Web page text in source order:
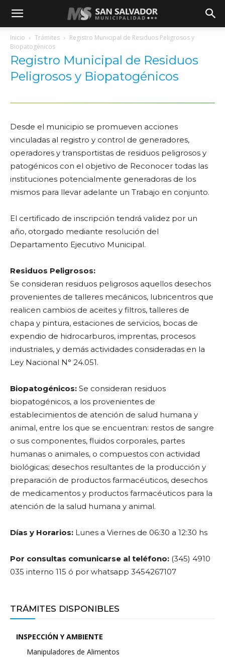
Inicio Trámites
Registro Municipal de Residuos Peligrosos y
Biopatogénicos
Registro Municipal de Residuos
Peligrosos y Biopatogénicos
Desde el municipio se promueven acciones
vinculadas al registro y control de generadores,
operadores y transportistas de residuos peligrosos y
patogénicos con el objetivo de Reconocer todas las
instituciones potencialmente generadoras de los
mismos para llevar adelante un Trabajo en conjunto.
El certificado de inscripción tendrá validez por un
año, otorgado mediante resolución del
Departamento Ejecutivo Municipal.
Residuos Peligrosos:
Se consideran residuos peligrosos aquellos desechos
provenientes de talleres mecánicos, lubricentros que
realicen cambios de aceites y filtros, talleres de
chapa y pintura, estaciones de servicios, bocas de
expendio de hidrocarburos, imprentas, procesos
industriales, y demás actividades consideradas en la
Ley Nacional N° 24.051.
Biopatogénicos: Se consideran residuos
biopatogénicos, a los provenientes de
establecimientos de atención de salud humana y
animal, entre los que se encuentran: restos de sangre
o sus componentes, fluidos corporales, partes
humanas o animales, o compuestos con actividad
biológicas; desechos resultantes de la producción y
preparación de productos farmacéuticos, desechos
de medicamentos y productos farmacéuticos para la
atención de la salud humana y animal.
Días y Horarios: Lunes a Viernes de 06:30 a 12:30 hs
Por consultas comunicarse al teléfono: (345) 4910
035 interno 115 ó por whatsapp 3454267107
TRÁMITES DISPONIBLES
INSPECCIÓN Y AMBIENTE
Manipuladores de Alimentos